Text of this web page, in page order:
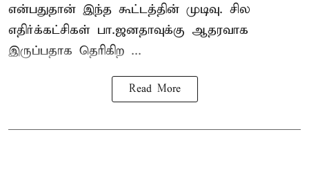
என்பதுதான் இந்த கூட்டத்தின் முடிவு. சில
எதிர்க்கட்சிகள் பா.ஜனதாவுக்கு ஆதரவாக
இருப்பதாக தெரிகிற ...
Read More